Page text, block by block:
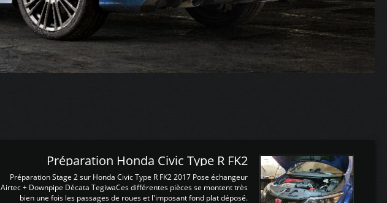
Préparation Honda Civic Type R FK2
Préparation Stage 2 sur Honda Civic Type R FK2 2017 Pose échangeur
Airtec + Downpipe Décata TegiwaCes différentes pièces se montent très
bien une fois les passages de roues et l'imposant fond plat déposé.